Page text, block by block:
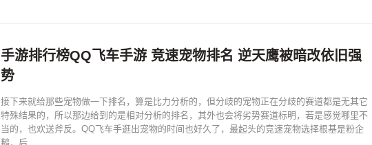
手游排行榜QQ飞车手游 竞速宠物排名 逆天鹰被暗改依旧强
势
接下来就给那些宠物做一下排名，算是比力分析的，但分歧的宠物正在分歧的赛道都是无其它
特殊结果的，所以那边给到的是相对分析的排名，其外也会将劣势赛道标明，若是感觉哪里不
当的，也欢送斧反。QQ飞车手逛出宠物的时间也好久了，最起头的竞速宠物选择根基是粉企
鹅，后...